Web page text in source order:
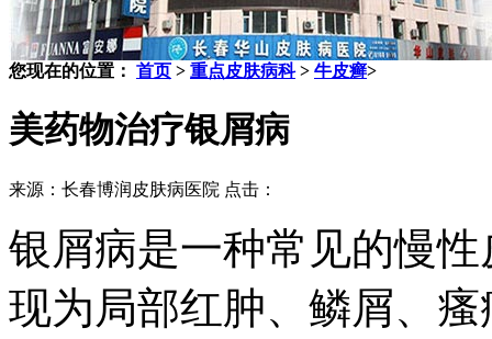
您现在的位置： 首页 > 重点皮肤病科> 牛皮癣>
美药物治疗银屑病
来源：长春博润皮肤病医院 点击：
银屑病是一种常见的慢
现为局部红肿、鳞屑、